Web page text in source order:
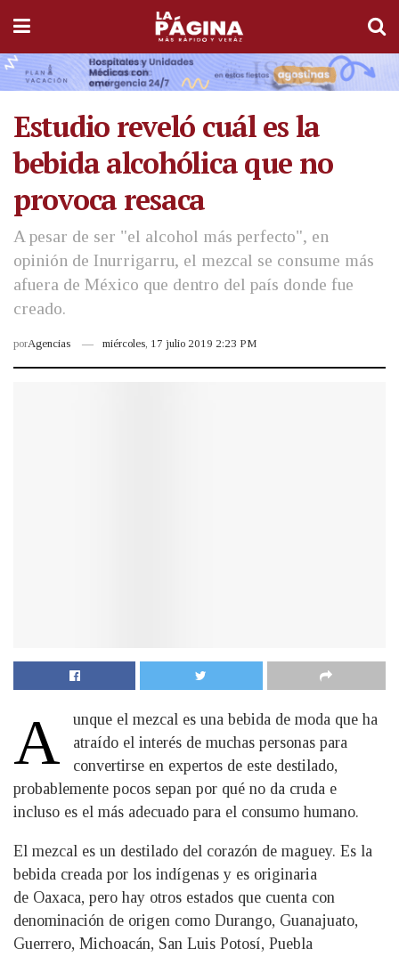
Estudio reveló cuál es la
bebida alcohólica que no
provoca resaca
A pesar de ser "el alcohol más perfecto", en
opinión de Inurrigarru, el mezcal se consume más
afuera de México que dentro del país donde fue
creado.
porAgencias miércoles, 17 julio 2019 2:23 PM
A
unque el mezcal es una bebida de moda que ha
atraído el interés de muchas personas para
convertirse en expertos de este destilado,
probablemente pocos sepan por qué no da cruda e
incluso es el más adecuado para el consumo humano.
El mezcal es un destilado del corazón de maguey. Es la
bebida creada por los indígenas y es originaria
de Oaxaca, pero hay otros estados que cuenta con
denominación de origen como Durango, Guanajuato,
Guerrero, Michoacán, San Luis Potosí, Puebla